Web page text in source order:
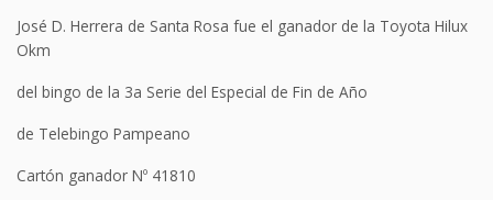
José D. Herrera de Santa Rosa fue el ganador de la Toyota Hilux
Okm
del bingo de la 3a Serie del Especial de Fin de Año
de Telebingo Pampeano
Cartón ganador Nº 41810